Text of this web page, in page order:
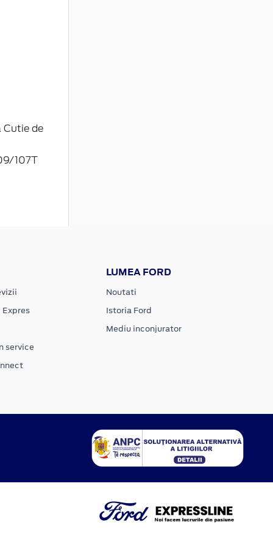
de
107T
Expres
service
LUMEA FORD
Noutati
Istoria Ford
Mediu inconjurator